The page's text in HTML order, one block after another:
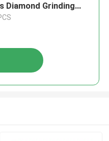
Diamond Grinding
Ergebnisse